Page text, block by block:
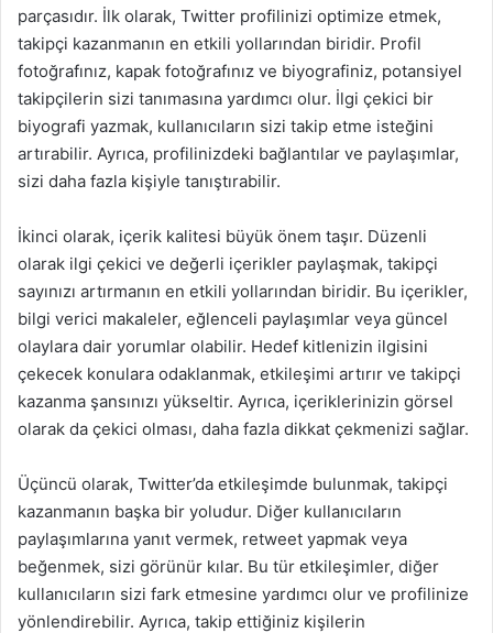
parçasıdır. İlk olarak, Twitter profilinizi optimize etmek,
takipçi kazanmanın en etkili yollarından biridir. Profil
fotoğrafınız, kapak fotoğrafınız ve biyografiniz, potansiyel
takipçilerin sizi tanımasına yardımcı olur. İlgi çekici bir
biyografi yazmak, kullanıcıların sizi takip etme isteğini
artırabilir. Ayrıca, profilinizdeki bağlantılar ve paylaşımlar,
sizi daha fazla kişiyle tanıştırabilir.
İkinci olarak, içerik kalitesi büyük önem taşır. Düzenli
olarak ilgi çekici ve değerli içerikler paylaşmak, takipçi
sayınızı artırmanın en etkili yollarından biridir. Bu içerikler,
bilgi verici makaleler, eğlenceli paylaşımlar veya güncel
olaylara dair yorumlar olabilir. Hedef kitlenizin ilgisini
çekecek konulara odaklanmak, etkileşimi artırır ve takipçi
kazanma şansınızı yükseltir. Ayrıca, içeriklerinizin görsel
olarak da çekici olması, daha fazla dikkat çekmenizi sağlar.
Üçüncü olarak, Twitter’da etkileşimde bulunmak, takipçi
kazanmanın başka bir yoludur. Diğer kullanıcıların
paylaşımlarına yanıt vermek, retweet yapmak veya
beğenmek, sizi görünür kılar. Bu tür etkileşimler, diğer
kullanıcıların sizi fark etmesine yardımcı olur ve profilinize
yönlendirebilir. Ayrıca, takip ettiğiniz kişilerin